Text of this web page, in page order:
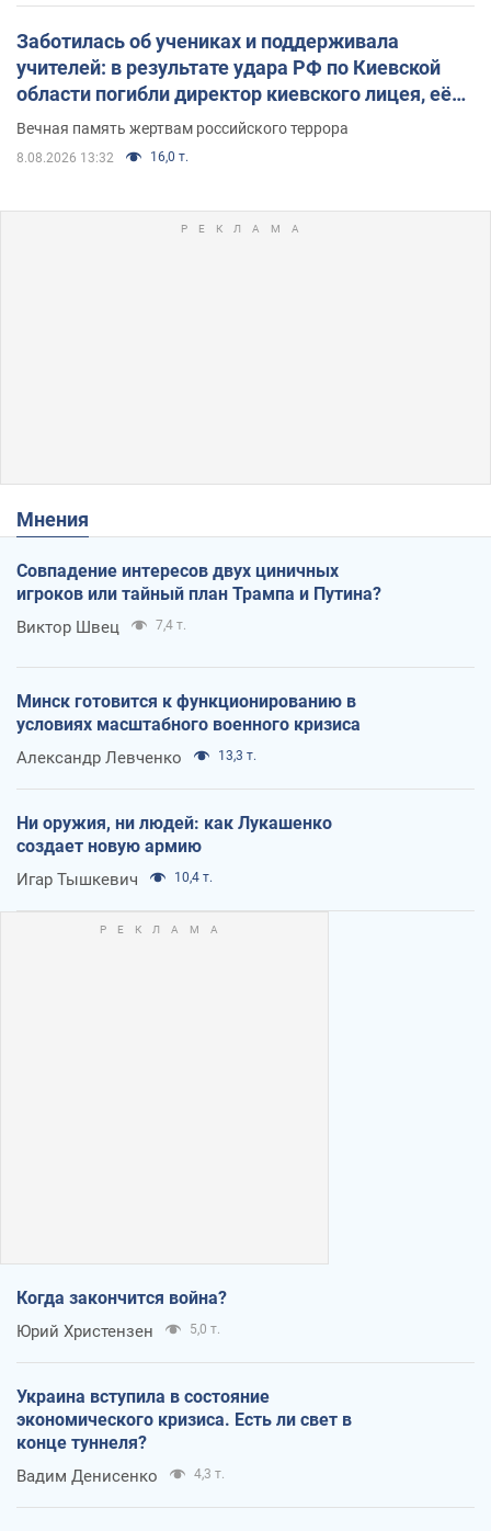
Заботилась об учениках и поддерживала
учителей: в результате удара РФ по Киевской
области погибли директор киевского лицея, её
муж и внук
Вечная память жертвам российского террора
8.08.2026 13:32 16,0 т.
Мнения
Совпадение интересов двух циничных
игроков или тайный план Трампа и Путина?
Виктор Швец 7,4 т.
Минск готовится к функционированию в
условиях масштабного военного кризиса
Александр Левченко 13,3 т.
Ни оружия, ни людей: как Лукашенко
создает новую армию
Игар Тышкевич 10,4 т.
Когда закончится война?
Юрий Христензен 5,0 т.
Украина вступила в состояние
экономического кризиса. Есть ли свет в
конце туннеля?
Вадим Денисенко 4,3 т.